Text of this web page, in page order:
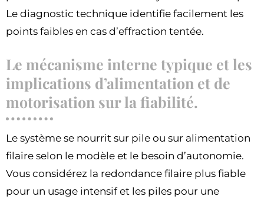
Le diagnostic technique identifie facilement les
points faibles en cas d’effraction tentée.
Le mécanisme interne typique et les
implications d’alimentation et de
motorisation sur la fiabilité.
Le système se nourrit sur pile ou sur alimentation
filaire selon le modèle et le besoin d’autonomie.
Vous considérez la redondance filaire plus fiable
pour un usage intensif et les piles pour une